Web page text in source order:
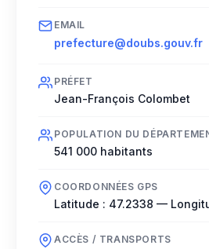
EMAIL
prefecture@doubs.gouv.fr
PRÉFET
Jean-François Colombet
POPULATION DU
541 000 habitants
COORDONNÉES GPS
Latitude : 47.2338 —
ACCÈS / TRANSPORTS